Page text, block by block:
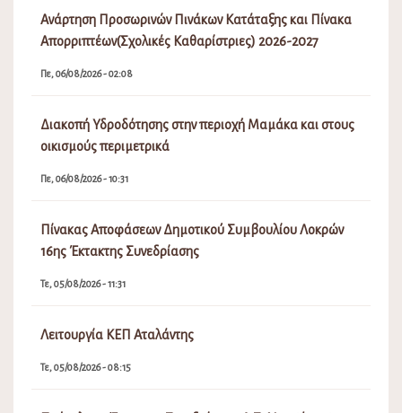
Ανάρτηση Προσωρινών Πινάκων Κατάταξης και Πίνακα
Απορριπτέων(Σχολικές Καθαρίστριες) 2026-2027
Πε, 06/08/2026 - 02:08
Διακοπή Υδροδότησης στην περιοχή Μαμάκα και στους
οικισμούς περιμετρικά
Πε, 06/08/2026 - 10:31
Πίνακας Αποφάσεων Δημοτικού Συμβουλίου Λοκρών
16ης Έκτακτης Συνεδρίασης
Τε, 05/08/2026 - 11:31
Λειτουργία ΚΕΠ Αταλάντης
Τε, 05/08/2026 - 08:15